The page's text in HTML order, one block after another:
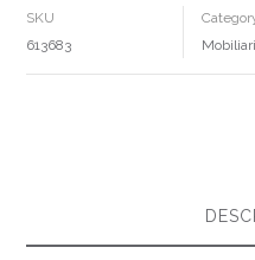
78
CANTIDAD
SKU
613683